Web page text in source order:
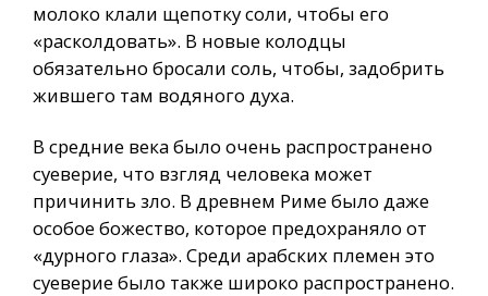
молоко клали щепотку соли, чтобы его
«расколдовать». В новые колодцы
обязательно бросали соль, чтобы, задобрить
жившего там водяного духа.
В средние века было очень распространено
суеверие, что взгляд человека может
причинить зло. В древнем Риме было даже
особое божество, которое предохраняло от
«дурного глаза». Среди арабских племен это
суеверие было также широко распространено.